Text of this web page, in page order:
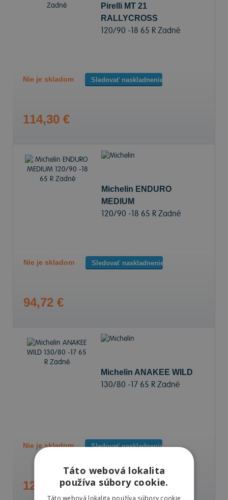
Pirelli MT 21
RALLYCROSS
120/90 -18 65 R Zadné
Nie je skladom Sledovať naskladnenie
114,30 €
Michelin ENDURO
MEDIUM
120/90 -18 65 R Zadné
Nie je skladom Sledovať naskladnenie
94,72 €
Michelin ANAKEE WILD
130/80 -17 65 R Zadné
Nie je skladom Sledovať naskladnenie
125,15 €
Táto webová lokalita
používa súbory cookie.
Táto webová lokalita používa súbory cookie